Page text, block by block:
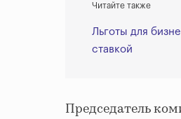
Читайте также
Льготы для
ставкой
Председатель